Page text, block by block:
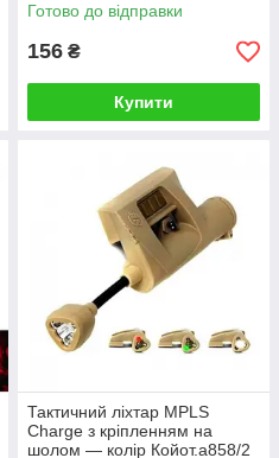
Готово до відправки
156 ₴
Купити
Тактичний ліхтар MPLS
Charge з кріпленням на
шолом — колір Койот.a858/2